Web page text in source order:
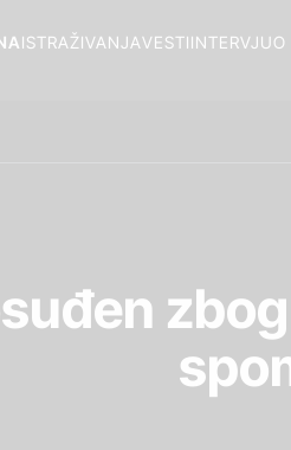
O
INTERVJU
VESTI
ISTRAŽIVANJA